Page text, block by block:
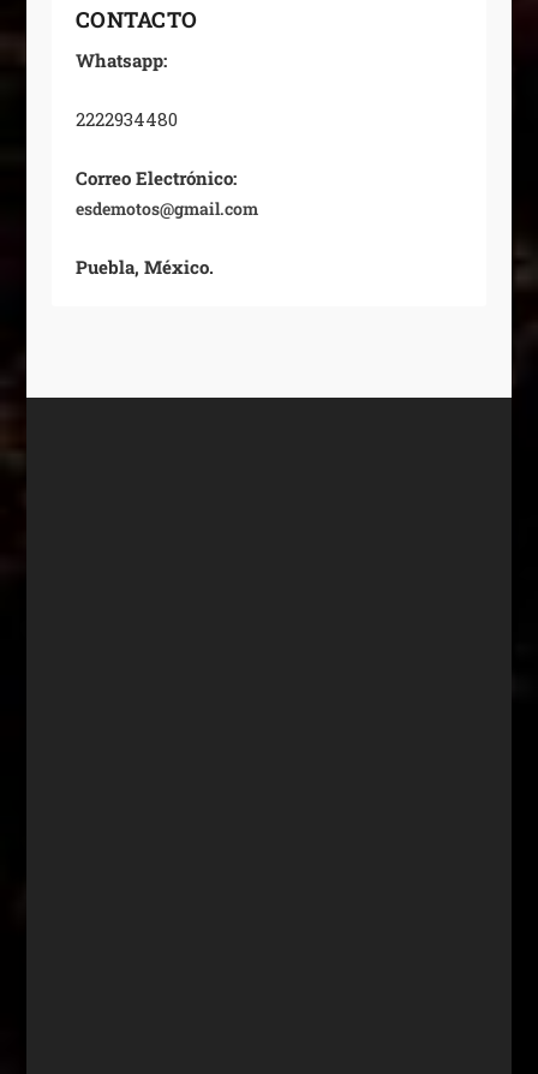
CONTACTO
Whatsapp:
2222934480
Correo Electrónico:
esdemotos@gmail.com
Puebla, México.